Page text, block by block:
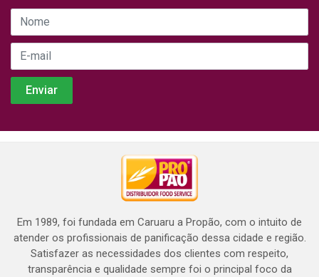
Em 1989, foi fundada em Caruaru a Propão, com o intuito de
atender os profissionais de panificação dessa cidade e região.
Satisfazer as necessidades dos clientes com respeito,
transparência e qualidade sempre foi o principal foco da